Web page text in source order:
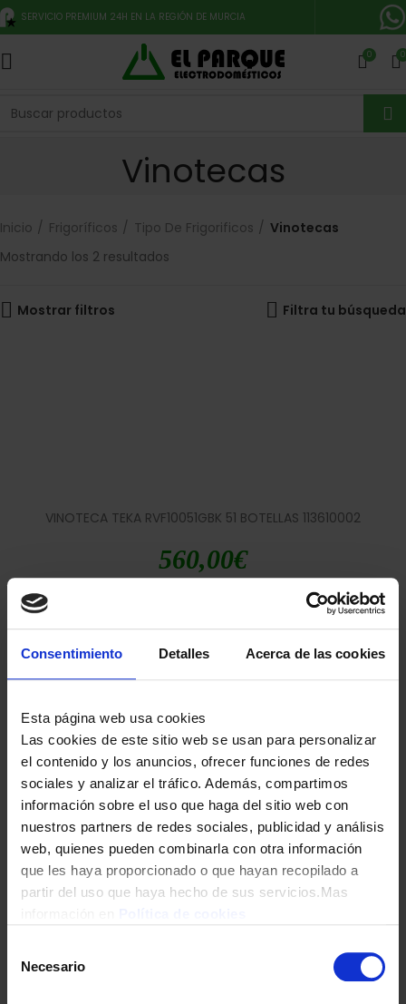
Consentimiento Detalles Acerca de las cookies
Esta página web usa cookies
Las cookies de este sitio web se usan para personalizar
el contenido y los anuncios, ofrecer funciones de redes
sociales y analizar el tráfico. Además, compartimos
información sobre el uso que haga del sitio web con
nuestros partners de redes sociales, publicidad y análisis
web, quienes pueden combinarla con otra información
que les haya proporcionado o que hayan recopilado a
partir del uso que haya hecho de sus servicios.Mas
Necesario
SERVICIO PREMIUM 24H EN LA REGIÓN DE MURCIA
0 0
Vinotecas
Inicio Frigoríficos Tipo De Frigorificos
Vinotecas
Mostrando los 2 resultados
Mostrar filtros Filtra tu búsqueda
VINOTECA TEKA RVF10051GBK 51 BOTELLAS 113610002
560,00€
VINOTECA TEKA RVI10024 24BOTELLAS 113600009
665,00€